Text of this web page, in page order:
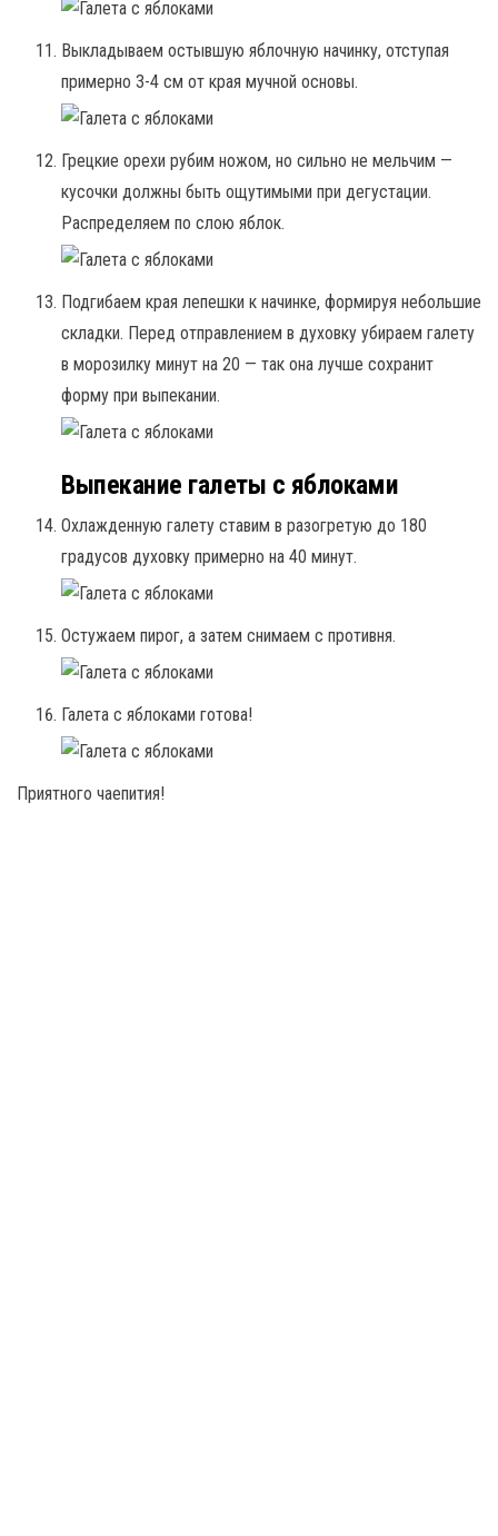
Выкладываем остывшую яблочную начинку, отступая
примерно 3-4 см от края мучной основы.
Грецкие орехи рубим ножом, но сильно не мельчим —
кусочки должны быть ощутимыми при дегустации.
Распределяем по слою яблок.
Подгибаем края лепешки к начинке, формируя небольшие
складки. Перед отправлением в духовку убираем галету
в морозилку минут на 20 — так она лучше сохранит
форму при выпекании.
Выпекание галеты с яблоками
Охлажденную галету ставим в разогретую до 180
градусов духовку примерно на 40 минут.
Остужаем пирог, а затем снимаем с противня.
Галета с яблоками готова!
Приятного чаепития!